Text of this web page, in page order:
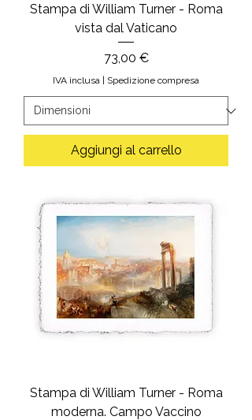
Stampa di William Turner - Roma
vista dal Vaticano
Prezzo
73,00 €
IVA inclusa Spedizione compresa
Aggiungi al carrello
Stampa di William Turner - Roma
moderna. Campo Vaccino